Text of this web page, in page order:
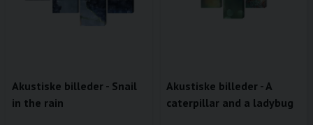
Akustiske billeder - Snail
in the rain
Akustiske billeder - A
caterpillar and a ladybug